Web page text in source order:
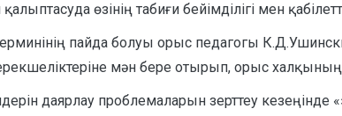
өзінің табиғи бейімділігі мен
пайда болуы орыс педагогы
мән бере отырып, орыс
даярлау проблемаларын зерттеу кезеңінде